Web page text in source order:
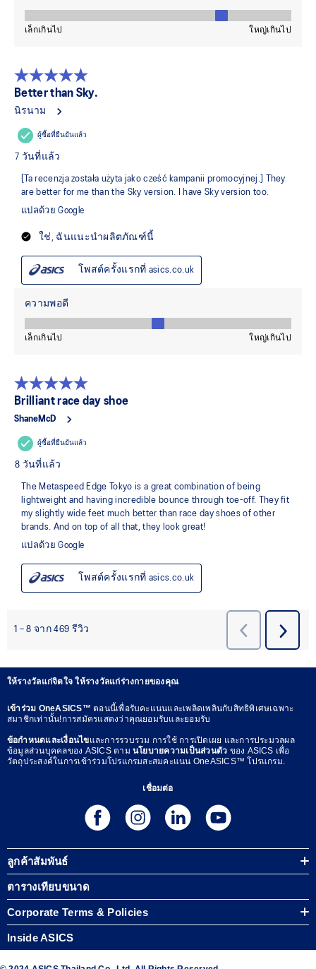
ให้รางวัลแก่จิตใจ ให้รางวัลแก่ร่างกายของคุณ
เข้าร่วม OneASICS™ตอนนี้เพื่อรับคะแนนและเพลิดเพลินกับสิทธิพิเศษเฉพาะ
สมาชิกเท่านั้น!การสมัครแสดงว่าคุณยอมรับและยอมรับ
ข้อกำหนดและเงื่อนไขและการรวบรวม การใช้ การเปิดเผย และการประมวลผล
ข้อมูลส่วนบุคคลของ ASICS ตาม นโยบายความเป็นส่วนตัว ของ ASICS เพื่อ
วัตถุประสงค์ในการเข้าร่วมโปรแกรมสะสมคะแนน OneASICS™ โปรแกรม.
เชื่อมต่อ
ลูกค้าสัมพันธ์
ตารางเทียบขนาด
Corporate Terms & Policies
Inside ASICS